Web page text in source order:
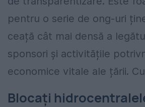
pentru o serie de ong-uri
ceață cât mai densă a
sponsori și activitățile
economice vitale ale țării.
Blocați